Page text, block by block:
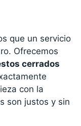
que un servicio
Ofrecemos
cerrados
con la
son justos y sin